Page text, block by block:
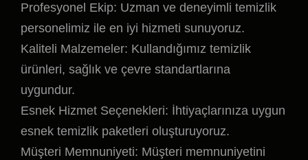
Profesyonel Ekip: Uzman ve deneyimli temizlik
personelimiz ile en iyi hizmeti sunuyoruz.
Kaliteli Malzemeler: Kullandığımız temizlik
ürünleri, sağlık ve çevre standartlarına
uygundur.
Esnek Hizmet Seçenekleri: İhtiyaçlarınıza uygun
esnek temizlik paketleri oluşturuyoruz.
Müşteri Memnuniyeti: Müşteri memnuniyetini